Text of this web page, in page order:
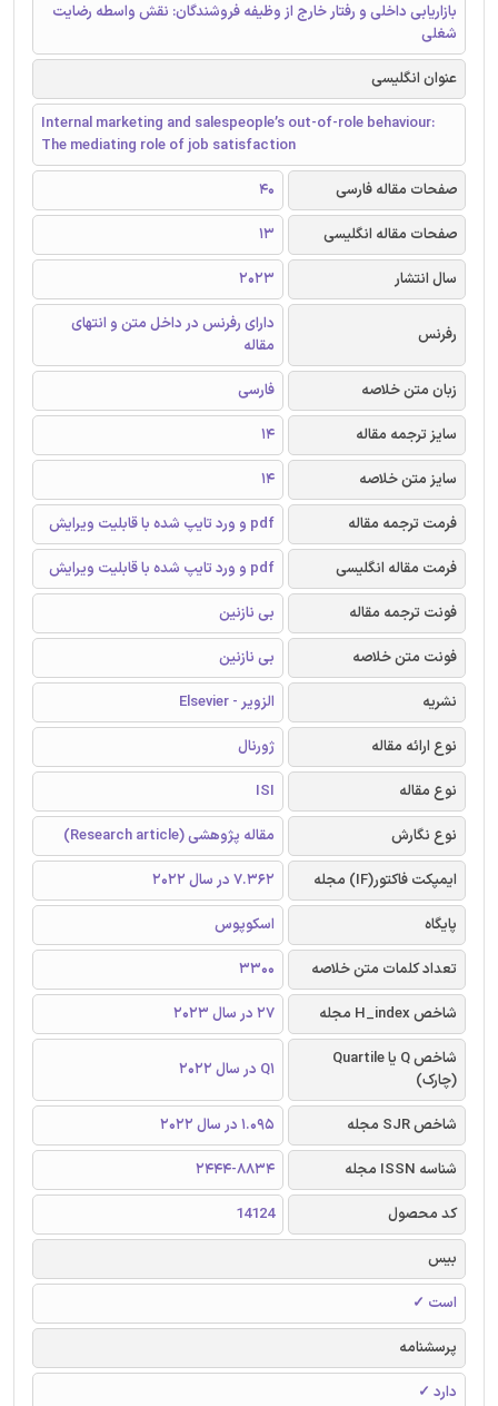
بازاریابی داخلی و رفتار خارج از وظیفه فروشندگان: نقش واسطه رضایت
شغلی
عنوان انگلیسی
Internal marketing and salespeople’s out-of-role behaviour:
The mediating role of job satisfaction
صفحات مقاله فارسی
40
صفحات مقاله انگلیسی
13
سال انتشار
2023
رفرنس
دارای رفرنس در داخل متن و انتهای
مقاله
زبان متن خلاصه
فارسی
سایز ترجمه مقاله
14
سایز متن خلاصه
14
فرمت ترجمه مقاله
pdf و ورد تایپ شده با قابلیت ویرایش
فرمت مقاله انگلیسی
pdf و ورد تایپ شده با قابلیت ویرایش
فونت ترجمه مقاله
بی نازنین
فونت متن خلاصه
بی نازنین
نشریه
الزویر - Elsevier
نوع ارائه مقاله
ژورنال
نوع مقاله
ISI
نوع نگارش
مقاله پژوهشی (Research article)
ایمپکت فاکتور(IF) مجله
7.362 در سال 2022
پایگاه
اسکوپوس
تعداد کلمات متن خلاصه
3300
شاخص H_index مجله
27 در سال 2023
شاخص Q یا Quartile
(چارک)
Q1 در سال 2022
شاخص SJR مجله
1.095 در سال 2022
شناسه ISSN مجله
2444-8834
کد محصول
14124
بیس
است ✓
پرسشنامه
دارد ✓